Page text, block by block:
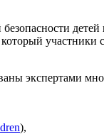
детей
участники
экспертами
),